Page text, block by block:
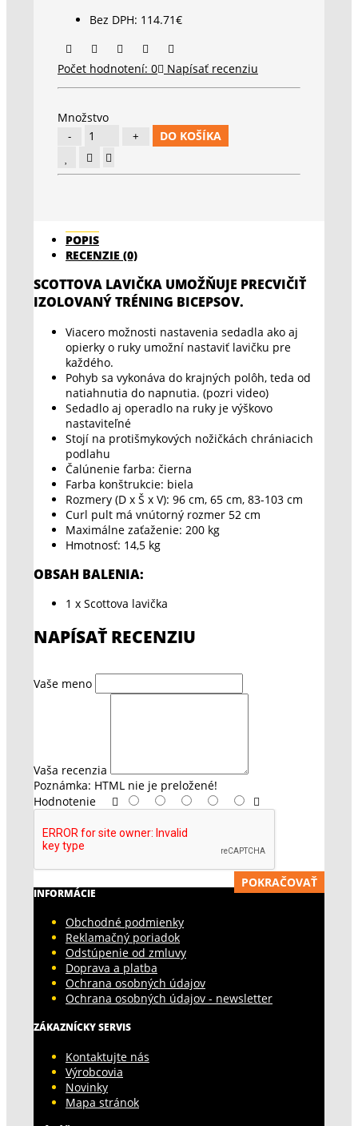
Bez DPH: 114.71€
Počet hodnotení: 0 Napísať recenziu
Množstvo
DO KOŠÍKA
POPIS
RECENZIE (0)
SCOTTOVA LAVIČKA UMOŽŇUJE PRECVIČIŤ
IZOLOVANÝ TRÉNING BICEPSOV.
Viacero možnosti nastavenia sedadla ako aj
opierky o ruky umožní nastaviť lavičku pre
každého.
Pohyb sa vykonáva do krajných polôh, teda od
natiahnutia do napnutia. (pozri video)
Sedadlo aj operadlo na ruky je výškovo
nastaviteľné
Stojí na protišmykových nožičkách chrániacich
podlahu
Čalúnenie farba: čierna
Farba konštrukcie: biela
Rozmery (D x Š x V): 96 cm, 65 cm, 83-103 cm
Curl pult má vnútorný rozmer 52 cm
Maximálne zaťaženie: 200 kg
Hmotnosť: 14,5 kg
OBSAH BALENIA:
1 x Scottova lavička
NAPÍSAŤ RECENZIU
Vaše meno
Vaša recenzia
Poznámka: HTML nie je preložené!
Hodnotenie
POKRAČOVAŤ
INFORMÁCIE
Obchodné podmienky
Reklamačný poriadok
Odstúpenie od zmluvy
Doprava a platba
Ochrana osobných údajov
Ochrana osobných údajov - newsletter
ZÁKAZNÍCKY SERVIS
Kontaktujte nás
Výrobcovia
Novinky
Mapa stránok